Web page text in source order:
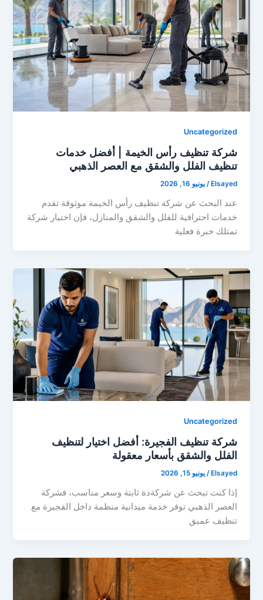
Uncategorized
شركة تنظيف رأس الخيمة | أفضل خدمات
تنظيف الفلل والشقق مع العصر الذهبي
Elsayed
/يونيو 16, 2026
عند البحث عن شركة تنظيف رأس الخيمة موثوقة تقدم
خدمات احترافية للفلل والشقق والمنازل، فإن اختيار شركة
تمتلك خبرة فعلية
Uncategorized
شركة تنظيف الفجيرة: أفضل اختيار لتنظيف
الفلل والشقق بأسعار معقولة
Elsayed
/يونيو 15, 2026
إذا كنت تبحث عن شركةدة ثابتة وسعر مناسب، فشركة
العصر الذهبي توفر خدمة ميدانية منظمة داخل الفجيرة مع
تنظيف عميق